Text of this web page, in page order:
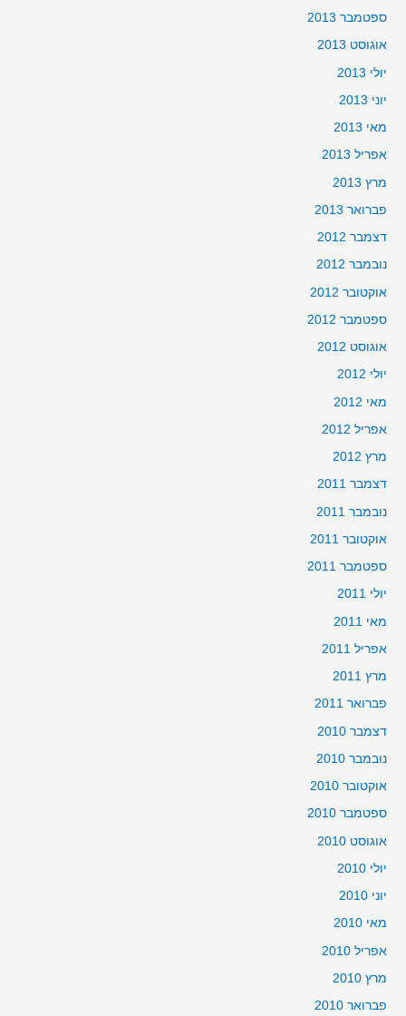
ספטמבר 2013
אוגוסט 2013
יולי 2013
יוני 2013
מאי 2013
אפריל 2013
מרץ 2013
פברואר 2013
דצמבר 2012
נובמבר 2012
אוקטובר 2012
ספטמבר 2012
אוגוסט 2012
יולי 2012
מאי 2012
אפריל 2012
מרץ 2012
דצמבר 2011
נובמבר 2011
אוקטובר 2011
ספטמבר 2011
יולי 2011
מאי 2011
אפריל 2011
מרץ 2011
פברואר 2011
דצמבר 2010
נובמבר 2010
אוקטובר 2010
ספטמבר 2010
אוגוסט 2010
יולי 2010
יוני 2010
מאי 2010
אפריל 2010
מרץ 2010
פברואר 2010